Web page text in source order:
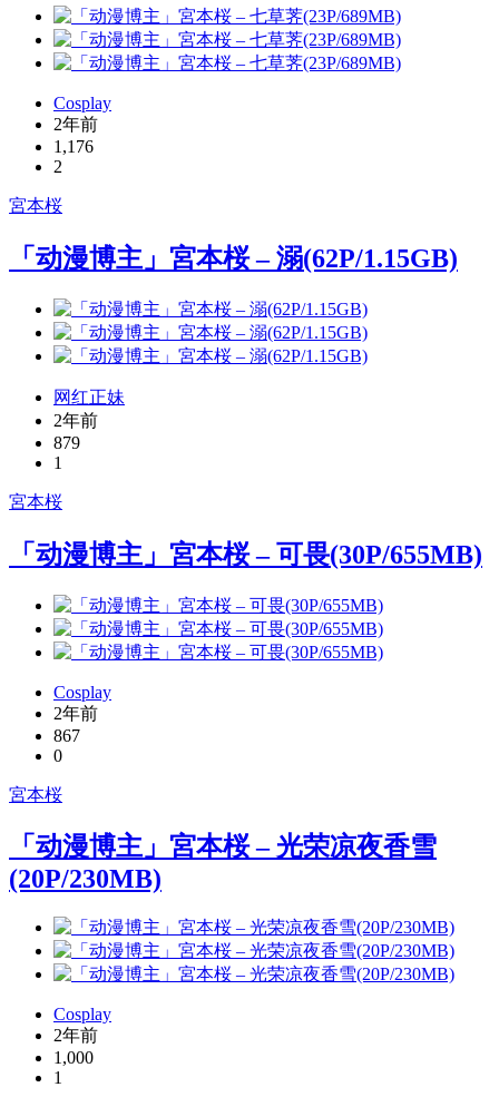
Cosplay
2年前
1,176
2
宮本桜
「动漫博主」宮本桜 – 溺(62P/1.15GB)
网红正妹
2年前
879
1
宮本桜
「动漫博主」宮本桜 – 可畏(30P/655MB)
Cosplay
2年前
867
0
宮本桜
「动漫博主」宮本桜 – 光荣凉夜香雪
(20P/230MB)
Cosplay
2年前
1,000
1